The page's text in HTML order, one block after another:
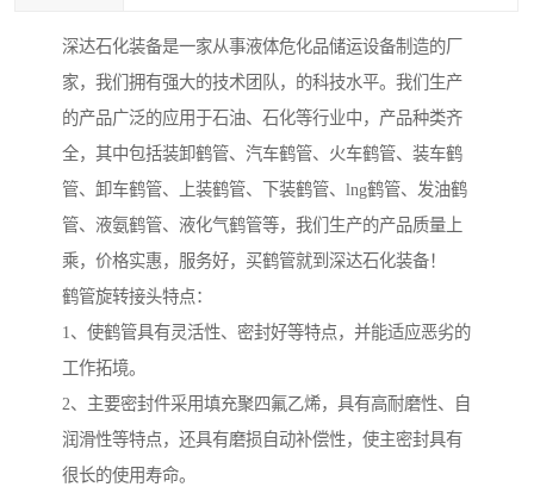
深达石化装备是一家从事液体危化品储运设备制造的厂
家，我们拥有强大的技术团队，的科技水平。我们生产
的产品广泛的应用于石油、石化等行业中，产品种类齐
全，其中包括装卸鹤管、汽车鹤管、火车鹤管、装车鹤
管、卸车鹤管、上装鹤管、下装鹤管、lng鹤管、发油鹤
管、液氨鹤管、液化气鹤管等，我们生产的产品质量上
乘，价格实惠，服务好，买鹤管就到深达石化装备！
鹤管旋转接头特点：
1、使鹤管具有灵活性、密封好等特点，并能适应恶劣的
工作拓境。
2、主要密封件采用填充聚四氟乙烯，具有高耐磨性、自
润滑性等特点，还具有磨损自动补偿性，使主密封具有
很长的使用寿命。